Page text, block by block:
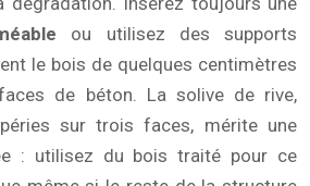
ou utilisez des supports
le bois de quelques centimètres
de béton. La solive de rive,
sur trois faces, mérite une
: utilisez du bois traité pour ce